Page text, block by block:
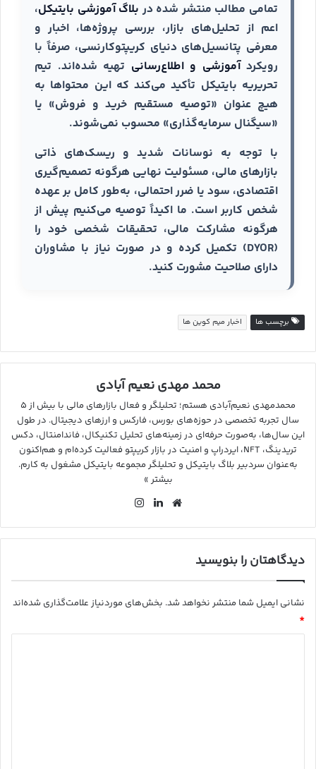
تمامی مطالب منتشر شده در بلاگ آموزشی بایتیکل،
اعم از تحلیل‌های بازار، بررسی پروژه‌ها، اخبار و
معرفی پتانسیل‌های دنیای کریپتوکارنسی، صرفاً با
رویکردآموزشی و اطلاع‌رسانی تهیه شده‌اند. تیم
تحریریه بایتیکل تأکید می‌کند که این محتواها به
هیچ عنوان «توصیه مستقیم خرید و فروش» یا
«سیگنال سرمایه‌گذاری» محسوب نمی‌شوند.
با توجه به نوسانات شدید و ریسک‌های ذاتی
بازارهای مالی، مسئولیت نهایی هرگونه تصمیم‌گیری
اقتصادی، سود یا ضرر احتمالی، به‌طور کامل بر عهده
شخص کاربر است. ما اکیداً توصیه می‌کنیم پیش از
هرگونه مشارکت مالی، تحقیقات شخصی خود را
(DYOR) تکمیل کرده و در صورت نیاز با مشاوران
دارای صلاحیت مشورت کنید.
برچسب ها اخبار میم کوین ها
محمد مهدی نعیم آبادی
محمدمهدی نعیم‌آبادی هستم؛ تحلیلگر و فعال بازارهای مالی با بیش از ۵
سال تجربه تخصصی در حوزه‌های بورس، فارکس و ارزهای دیجیتال. در طول
این سال‌ها، به‌صورت حرفه‌ای در زمینه‌های تحلیل تکنیکال، فاندامنتال، دکس
تریدینگ، NFT، ایردراپ و امنیت در بازار کریپتو فعالیت کرده‌ام و هم‌اکنون
به‌عنوان سردبیر بلاگ بایتیکل و تحلیلگر مجموعه بایتیکل مشغول به کارم.
بیشتر »
وب
ت
لین
ین گرا
دیدگاهتان را بنویسید
نشانی ایمیل شما منتشر نخواهد شد. بخش‌های موردنیاز علامت‌گذاری شده‌اند
*